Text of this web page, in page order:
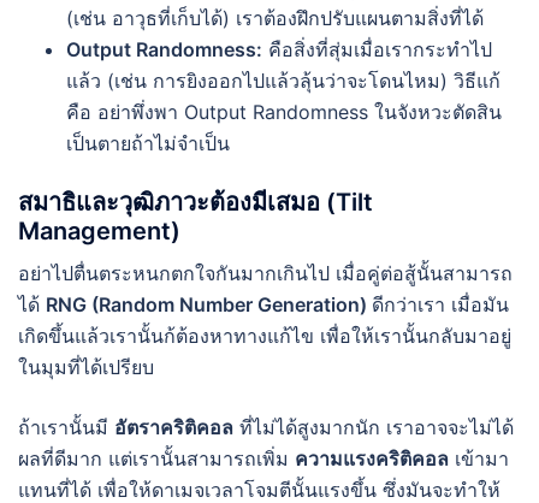
(เช่น อาวุธที่เก็บได้) เราต้องฝึกปรับแผนตามสิ่งที่ได้
Output Randomness: คือสิ่งที่สุ่มเมื่อเรากระทำไป
แล้ว (เช่น การยิงออกไปแล้วลุ้นว่าจะโดนไหม) วิธีแก้
คือ อย่าพึ่งพา Output Randomness ในจังหวะตัดสิน
เป็นตายถ้าไม่จำเป็น
สมาธิและวุฒิภาวะต้องมีเสมอ (Tilt
Management)
อย่าไปตื่นตระหนกตกใจกันมากเกินไป เมื่อคู่ต่อสู้นั้นสามารถ
ได้ RNG (Random Number Generation) ดีกว่าเรา เมื่อมัน
เกิดขึ้นแล้วเรานั้นก้ต้องหาทางแก้ไข เพื่อให้เรานั้นกลับมาอยู่
ในมุมที่ได้เปรียบ
ถ้าเรานั้นมี อัตราคริติคอล ที่ไม่ได้สูงมากนัก เราอาจจะไม่ได้
ผลที่ดีมาก แต่เรานั้นสามารถเพิ่ม ความแรงคริติคอล เข้ามา
แทนที่ได้ เพื่อให้ดาเมจเวลาโจมตีนั้นแรงขึ้น ซึ่งมันจะทำให้